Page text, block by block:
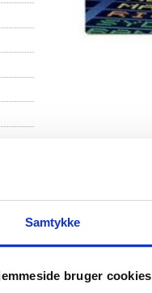
Samtykke
bruger cookies